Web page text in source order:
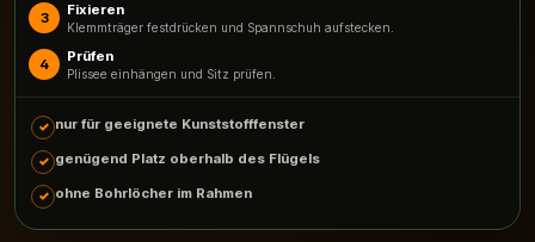
3 Fixieren
Klemmträger festdrücken und Spannschuh aufstecken.
4 Prüfen
Plissee einhängen und Sitz prüfen.
nur für geeignete Kunststofffenster
genügend Platz oberhalb des Flügels
ohne Bohrlöcher im Rahmen